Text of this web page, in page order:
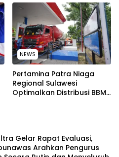
Kebersihan Pantai di
Bitung, Sulawesi
NEWS
Pertamina Patra Niaga
Regional Sulawesi
Optimalkan Distribusi BBM
Gelar Rapat Evaluasi,
Arahkan Pengurus